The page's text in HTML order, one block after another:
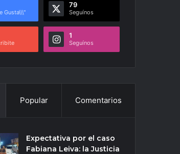
Gusta\\\"
79
Seguínos
1
Seguínos
Popular Comentarios
Expectativa por el caso
Fabiana Leiva: la Justicia